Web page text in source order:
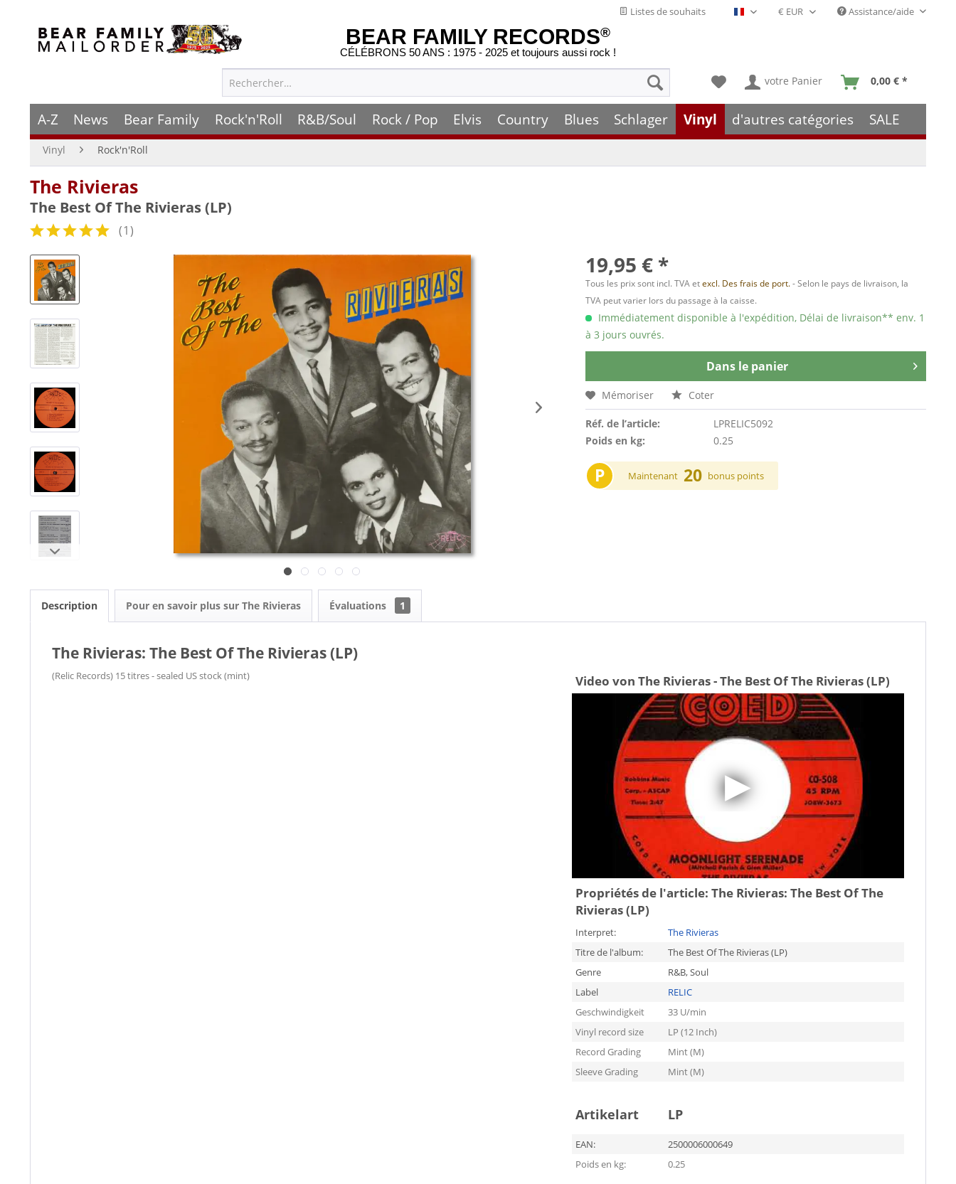
Listes de souhaits Français- FR Assistance/aide
BEAR FAMILY RECORDS®
CÉLÉBRONS 50 ANS : 1975 - 2025 et toujours aussi rock !
votre Panier 0,00 € *
A-Z News Bear Family Rock'n'Roll R&B/Soul Rock / Pop Elvis Country Blues Schlager Vinyl d'autres catégories SALE
Vinyl Rock'n'Roll
The Rivieras
The Best Of The Rivieras (LP)
(1)
19,95 € *
Tous les prix sont incl. TVA etexcl. Des frais de port.- Selon le pays de livraison, la
TVA peut varier lors du passage à la caisse.
Immédiatement disponible à l'expédition, Délai de livraison** env. 1
à 3 jours ouvrés.
Dans le panier
Mémoriser Coter
Réf. de l’article:
LPRELIC5092
Poids en kg:
0.25
P Maintenant 20 bonus points
Description Pour en savoir plus sur The Rivieras Évaluations 1
The Rivieras: The Best Of The Rivieras (LP)
(Relic Records) 15 titres - sealed US stock (mint) Video von The Rivieras - The Best Of The Rivieras (LP)
Propriétés de l'article: The Rivieras: The Best Of The
Rivieras (LP)
Interpret:
The Rivieras
Titre de l'album:
The Best Of The Rivieras (LP)
Genre
R&B, Soul
Label
RELIC
Geschwindigkeit
33 U/min
Vinyl record size
LP (12 Inch)
Record Grading
Mint (M)
Sleeve Grading
Mint (M)
Artikelart LP
EAN:
2500006000649
Poids en kg:
0.25